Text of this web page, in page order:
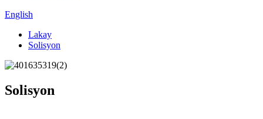
English
Lakay
Solisyon
Solisyon